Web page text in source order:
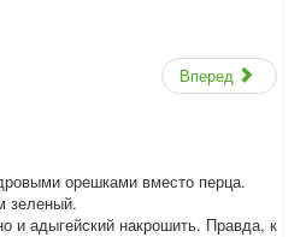
Вперед
орешками вместо перца.
зеленый.
и адыгейский накрошить. Правда, к